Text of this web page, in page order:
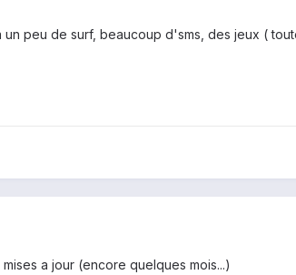
peu de surf, beaucoup d'sms, des jeux (
a jour (encore quelques mois...)